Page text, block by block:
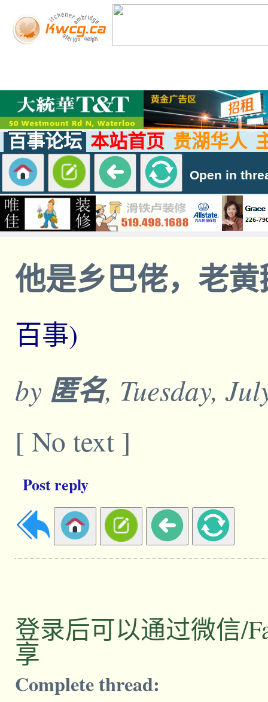
百事论坛 本站首页 贵湖华人
Open in
他是乡巴佬，老
百事)
by 匿名, Tuesday,
[ No text ]
Post reply
登录后可以通过微信/
享
Complete thread: